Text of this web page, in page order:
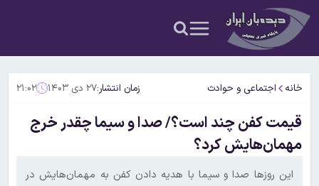
خانه اجتماعی و حوادث زمان انتشار:۲۷ دی ۱۴۰۳ ۲۱:۰۲
قیمت کفن چند است؟/ صدا و سیما چقدر خرج
مهمان‌هایش کرد؟
این روزها صدا و سیما با هدیه دادن کفن به مهمان‌هایش در